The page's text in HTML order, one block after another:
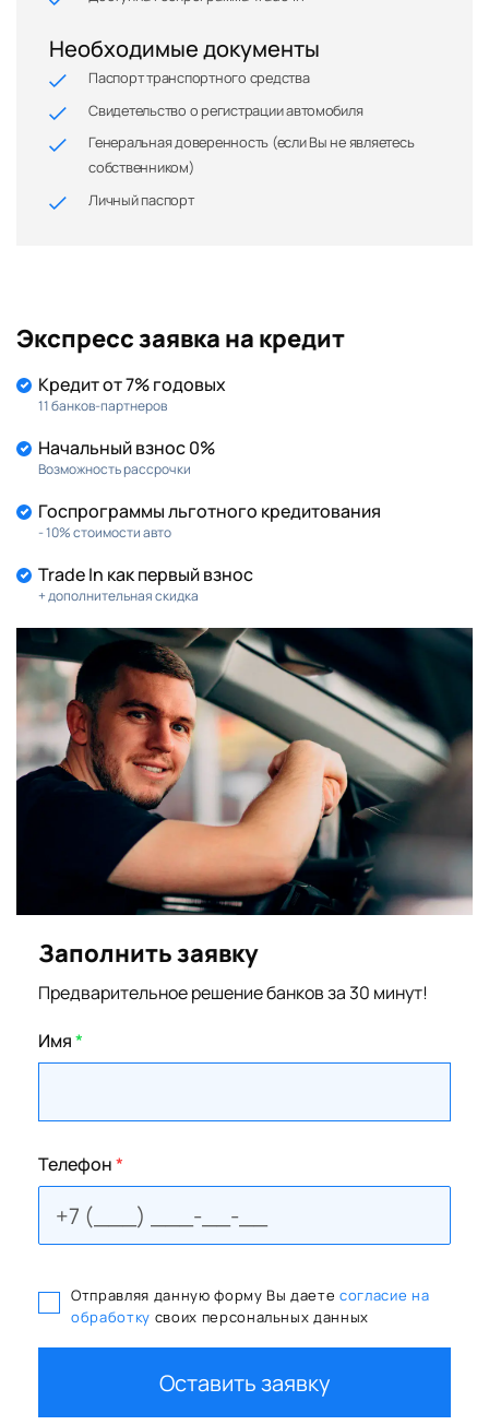
Необходимые документы
Паспорт транспортного средства
Свидетельство о регистрации автомобиля
Генеральная доверенность (если Вы не являетесь
собственником)
Личный паспорт
Экспресс заявка на кредит
Кредит от 7% годовых
11 банков-партнеров
Начальный взнос 0%
Возможность рассрочки
Госпрограммы льготного кредитования
- 10% стоимости авто
Trade In как первый взнос
+ дополнительная скидка
Заполнить заявку
Предварительное решение банков за 30 минут!
Имя*
Телефон*
Отправляя данную форму Вы даете согласие на
обработку своих персональных данных
Оставить заявку